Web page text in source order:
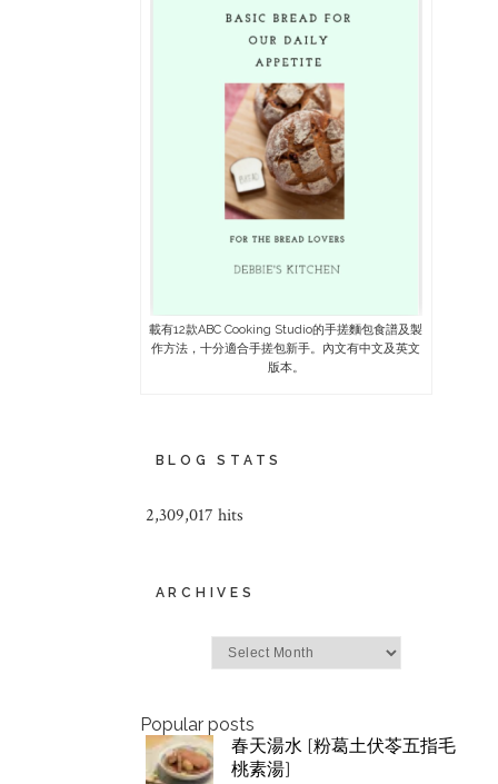
載有12款ABC Cooking Studio的手搓麵包食譜及製
作方法，十分適合手搓包新手。內文有中文及英文
版本。
BLOG STATS
2,309,017 hits
ARCHIVES
Popular posts
春天湯水 [粉葛土伏苓五指毛
桃素湯]